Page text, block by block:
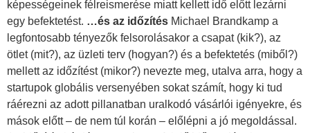
képességeinek félreismerése miatt kellett idő előtt lezárni
egy befektetést. …és az időzítés Michael Brandkamp a
legfontosabb tényezők felsorolásakor a csapat (kik?), az
ötlet (mit?), az üzleti terv (hogyan?) és a befektetés (miből?)
mellett az időzítést (mikor?) nevezte meg, utalva arra, hogy a
startupok globális versenyében sokat számít, hogy ki tud
ráérezni az adott pillanatban uralkodó vásárlói igényekre, és
mások előtt – de nem túl korán – előlépni a jó megoldással.